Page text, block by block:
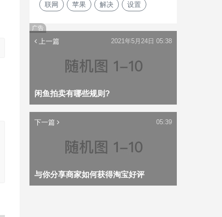
联网 苹果 解决 设置
广告
上一篇
闲鱼拍卖有哪些规则?
2021年5月24日 05:38
下一篇
与你分享商家如何获得淘宝好评
05:39